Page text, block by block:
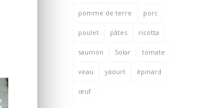
pomme de terre porc
poulet pâtes ricotta
saumon Solar tomate
veau yaourt épinard
œuf